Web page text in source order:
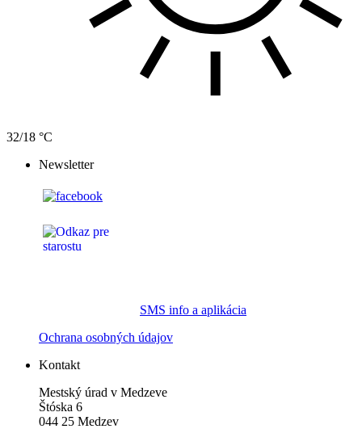
32/18 °C
Newsletter
SMS info a aplikácia
Ochrana osobných údajov
Kontakt
Mestský úrad v Medzeve
Štóska 6
044 25 Medzev